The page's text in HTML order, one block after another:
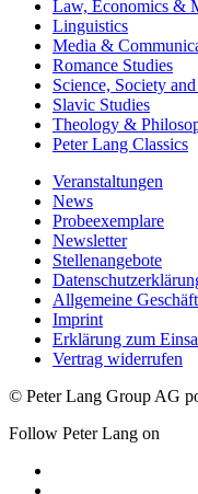
Law, Economics &
Linguistics
Media &
Romance Studies
Science, Society
Slavic Studies
Theology &
Peter Lang Classics
Veranstaltungen
News
Probeexemplare
Newsletter
Stellenangebote
Allgemeine
Imprint
Erklärung zum
Vertrag widerrufen
© Peter Lang Group AG
Follow Peter Lang on